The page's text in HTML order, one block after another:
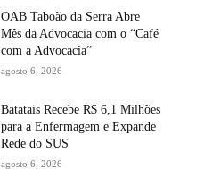
OAB Taboão da Serra Abre
Mês da Advocacia com o “Café
com a Advocacia”
agosto 6, 2026
Batatais Recebe R$ 6,1 Milhões
para a Enfermagem e Expande
Rede do SUS
agosto 6, 2026